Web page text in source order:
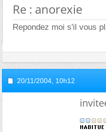
Re : anorexie
Repondez moi s'il vous
20/11/2004, 10h12